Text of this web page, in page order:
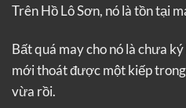
Trên Hồ Lô Sơn, nó là tồn tại
Bất quá may cho nó là chưa
mới thoát được một kiếp
vừa rồi.